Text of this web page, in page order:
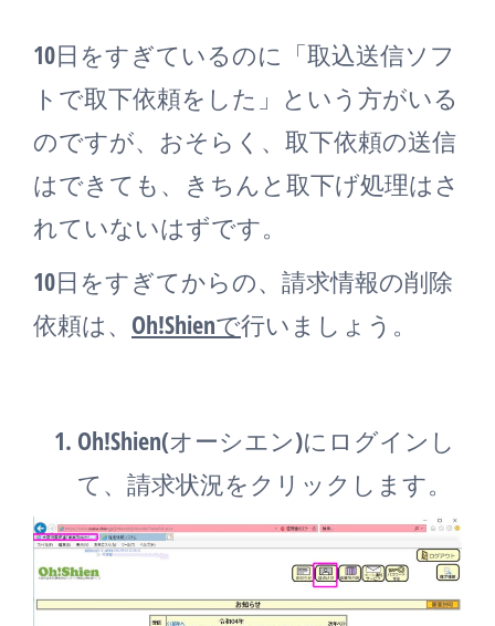
10日をすぎているのに「取込送信ソフ
トで取下依頼をした」という方がいる
のですが、おそらく、取下依頼の送信
はできても、きちんと取下げ処理はさ
れていないはずです。
10日をすぎてからの、請求情報の削除
依頼は、 Oh!Shienで行いましょう。
Oh!Shien(オーシエン)にログインし
て、請求状況をクリックします。